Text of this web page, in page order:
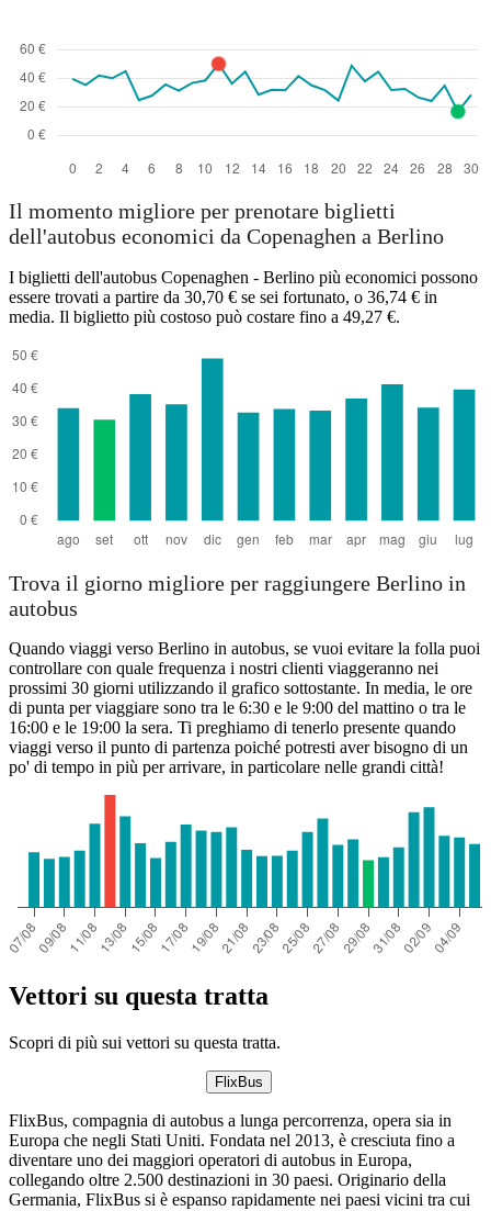
Il momento migliore per prenotare biglietti
dell'autobus economici da Copenaghen a Berlino
I biglietti dell'autobus Copenaghen - Berlino più economici possono
essere trovati a partire da 30,70 € se sei fortunato, o 36,74 € in
media. Il biglietto più costoso può costare fino a 49,27 €.
Trova il giorno migliore per raggiungere Berlino in
autobus
Quando viaggi verso Berlino in autobus, se vuoi evitare la folla puoi
controllare con quale frequenza i nostri clienti viaggeranno nei
prossimi 30 giorni utilizzando il grafico sottostante. In media, le ore
di punta per viaggiare sono tra le 6:30 e le 9:00 del mattino o tra le
16:00 e le 19:00 la sera. Ti preghiamo di tenerlo presente quando
viaggi verso il punto di partenza poiché potresti aver bisogno di un
po' di tempo in più per arrivare, in particolare nelle grandi città!
Vettori su questa tratta
Scopri di più sui vettori su questa tratta.
FlixBus
FlixBus, compagnia di autobus a lunga percorrenza, opera sia in
Europa che negli Stati Uniti. Fondata nel 2013, è cresciuta fino a
diventare uno dei maggiori operatori di autobus in Europa,
collegando oltre 2.500 destinazioni in 30 paesi. Originario della
Germania, FlixBus si è espanso rapidamente nei paesi vicini tra cui